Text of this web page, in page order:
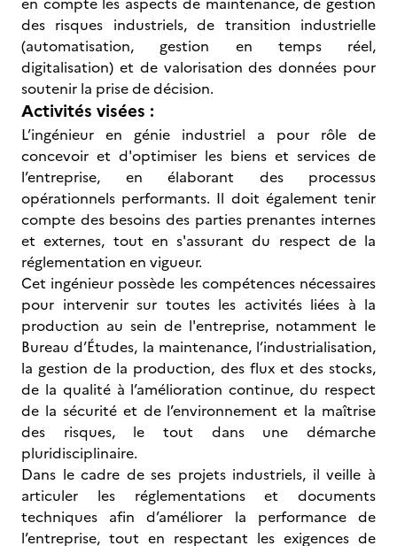
des risques industriels, de transition industrielle
(automatisation, gestion en temps réel,
digitalisation) et de valorisation des données pour
soutenir la prise de décision.
Activités visées :
L’ingénieur en génie industriel a pour rôle de
concevoir et d'optimiser les biens et services de
l’entreprise, en élaborant des processus
opérationnels performants. Il doit également tenir
compte des besoins des parties prenantes internes
et externes, tout en s'assurant du respect de la
réglementation en vigueur.
Cet ingénieur possède les compétences nécessaires
pour intervenir sur toutes les activités liées à la
production au sein de l'entreprise, notamment le
Bureau d’Études, la maintenance, l’industrialisation,
la gestion de la production, des flux et des stocks,
de la qualité à l’amélioration continue, du respect
de la sécurité et de l’environnement et la maîtrise
des risques, le tout dans une démarche
pluridisciplinaire.
Dans le cadre de ses projets industriels, il veille à
articuler les réglementations et documents
techniques afin d’améliorer la performance de
l’entreprise, tout en respectant les exigences de